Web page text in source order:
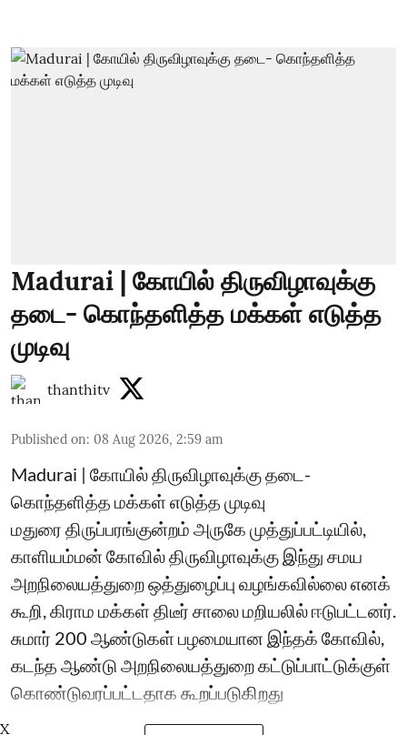
Madurai | கோயில் திருவிழாவுக்கு
தடை- கொந்தளித்த மக்கள் எடுத்த
முடிவு
thanthitv
Published on: 08 Aug 2026, 2:59 am
Madurai | கோயில் திருவிழாவுக்கு தடை-
கொந்தளித்த மக்கள் எடுத்த முடிவு
மதுரை திருப்பரங்குன்றம் அருகே முத்துப்பட்டியில்,
காளியம்மன் கோவில் திருவிழாவுக்கு இந்து சமய
அறநிலையத்துறை ஒத்துழைப்பு வழங்கவில்லை எனக்
கூறி, கிராம மக்கள் திடீர் சாலை மறியலில் ஈடுபட்டனர்.
சுமார் 200 ஆண்டுகள் பழமையான இந்தக் கோவில்,
கடந்த ஆண்டு அறநிலையத்துறை கட்டுப்பாட்டுக்குள்
கொண்டுவரப்பட்டதாக கூறப்படுகிறது
X